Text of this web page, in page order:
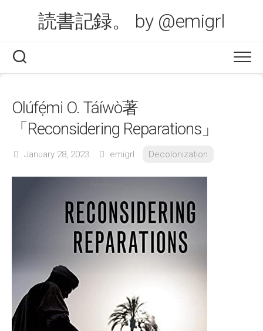
読書記録。 by @emigrl
Olúfẹ́mi O. Táíwò著
「Reconsidering Reparations」
January 28, 2023 emigrl Decolonization